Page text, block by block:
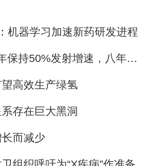
件模仿人脑神经元和突触，
元之间实现信息的传输交
在实际中能有效工作，相关
经元和突触集成元件，也恰
机器学习加速新药研发进程
马斯克：SpaceX每年保持50%发射增速，八年内送人类上火星
高效生产绿氢
存在巨大黑洞
而减少